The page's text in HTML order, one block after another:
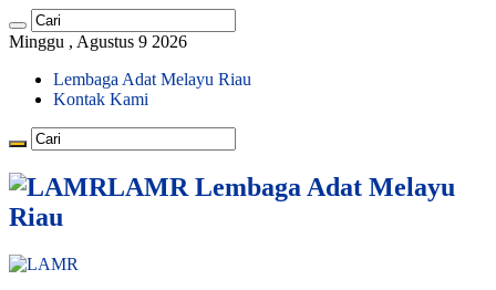
Minggu , Agustus 9 2026
Lembaga Adat Melayu Riau
Kontak Kami
LAMR Lembaga Adat Melayu
Riau